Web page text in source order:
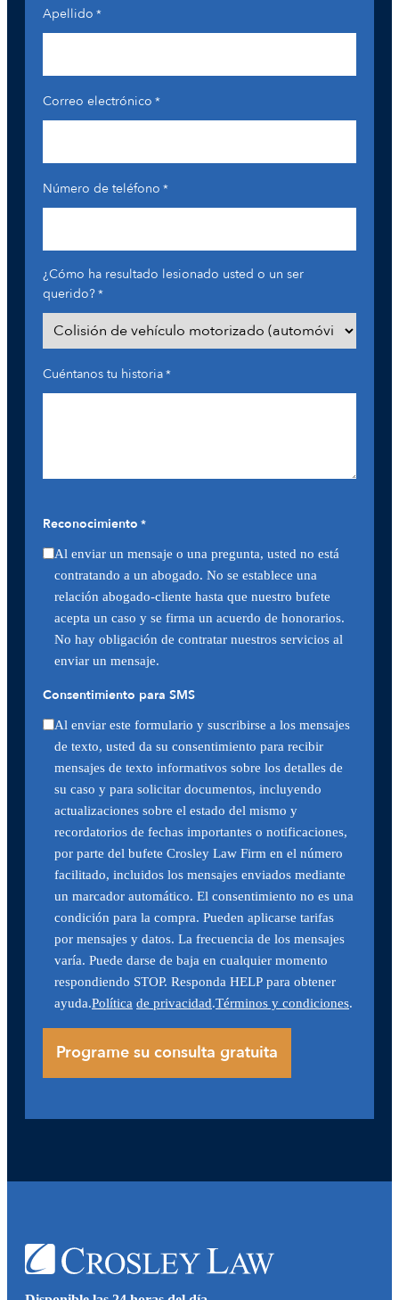
Apellido *
Correo electrónico *
Número de teléfono *
¿Cómo ha resultado lesionado usted o un ser
querido?*
Cuéntanos tu historia*
Reconocimiento *
Al enviar un mensaje o una pregunta, usted no está
contratando a un abogado. No se establece una
relación abogado-cliente hasta que nuestro bufete
acepta un caso y se firma un acuerdo de honorarios.
No hay obligación de contratar nuestros servicios al
enviar un mensaje.
Consentimiento para SMS
Al enviar este formulario y suscribirse a los mensajes
de texto, usted da su consentimiento para recibir
mensajes de texto informativos sobre los detalles de
su caso y para solicitar documentos, incluyendo
actualizaciones sobre el estado del mismo y
recordatorios de fechas importantes o notificaciones,
por parte del bufete Crosley Law Firm en el número
facilitado, incluidos los mensajes enviados mediante
un marcador automático. El consentimiento no es una
condición para la compra. Pueden aplicarse tarifas
por mensajes y datos. La frecuencia de los mensajes
varía. Puede darse de baja en cualquier momento
respondiendo STOP. Responda HELP para obtener
ayuda.Política de privacidad.Términos y condiciones.